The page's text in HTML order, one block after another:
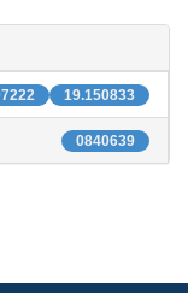
19.150833
0840639